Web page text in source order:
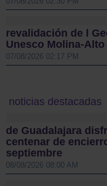
revalidación de l
Unesco Molina-Alto
07/08/2026 02:17 PM
noticias destacadas
de Guadalajara
centenar de
septiembre
08/08/2026 08:00 AM